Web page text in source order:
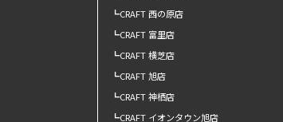
CRAFT 西の原店
CRAFT 富里店
CRAFT 横芝店
CRAFT 旭店
CRAFT 神栖店
CRAFT イオンタウン旭店